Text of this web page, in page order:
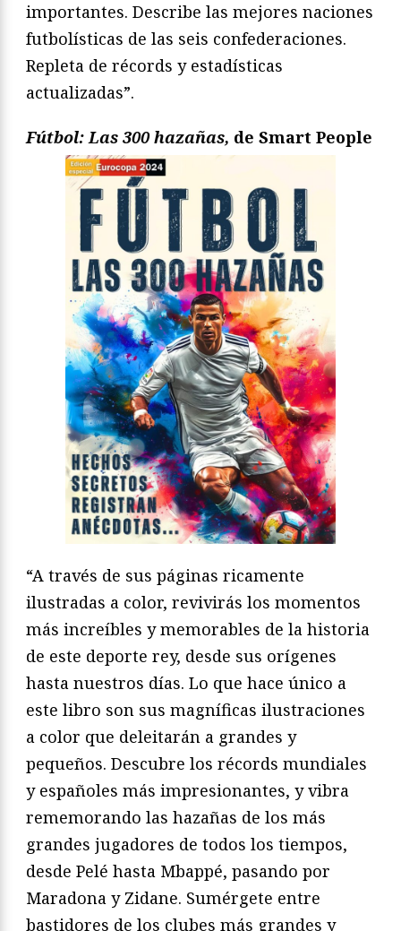
importantes. Describe las mejores naciones
futbolísticas de las seis confederaciones.
Repleta de récords y estadísticas
actualizadas”.
Fútbol: Las 300 hazañas, de Smart People
“A través de sus páginas ricamente
ilustradas a color, revivirás los momentos
más increíbles y memorables de la historia
de este deporte rey, desde sus orígenes
hasta nuestros días. Lo que hace único a
este libro son sus magníficas ilustraciones
a color que deleitarán a grandes y
pequeños. Descubre los récords mundiales
y españoles más impresionantes, y vibra
rememorando las hazañas de los más
grandes jugadores de todos los tiempos,
desde Pelé hasta Mbappé, pasando por
Maradona y Zidane. Sumérgete entre
bastidores de los clubes más grandes y